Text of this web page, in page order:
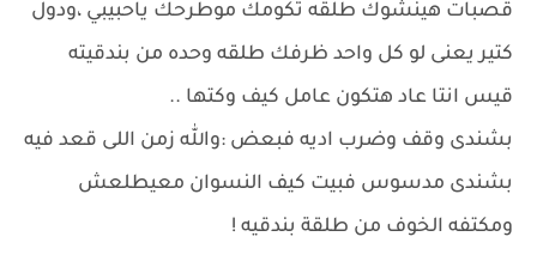
قصبات هينشوك طلقه تكومك موطرحك ياحبيبي ،ودول
كتير يعنى لو كل واحد ظرفك طلقه وحده من بندقيته
قيس انتا عاد هتكون عامل كيف وكتها ..
بشندى وقف وضرب اديه فبعض :والله زمن اللى قعد فيه
بشندى مدسوس فبيت كيف النسوان معيطلعش
ومكتفه الخوف من طلقة بندقيه !